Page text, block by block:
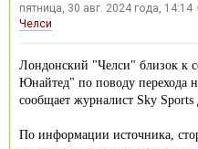
пятница, 30 авг. 2024 года, 14:14
Челси
Лондонский "Челси" близок к
Юнайтед" по поводу перехода
сообщает журналист Sky
По информации источника,